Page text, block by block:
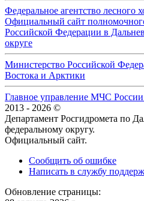
Федеральное агентство лесного
Официальный сайт
Российской Федерации в
округе
Министерство Российской
Востока и Арктики
Главное управление МЧС
2013 - 2026 ©
Департамент Росгидромета по
федеральному округу.
Официальный сайт.
Сообщить об ошибке
Написать в службу
Обновление страницы: